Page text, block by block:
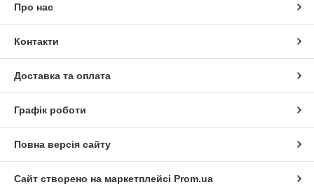
Про нас
Контакти
Доставка та оплата
Графік роботи
Повна версія сайту
Сайт створено на маркетплейсі Prom.ua